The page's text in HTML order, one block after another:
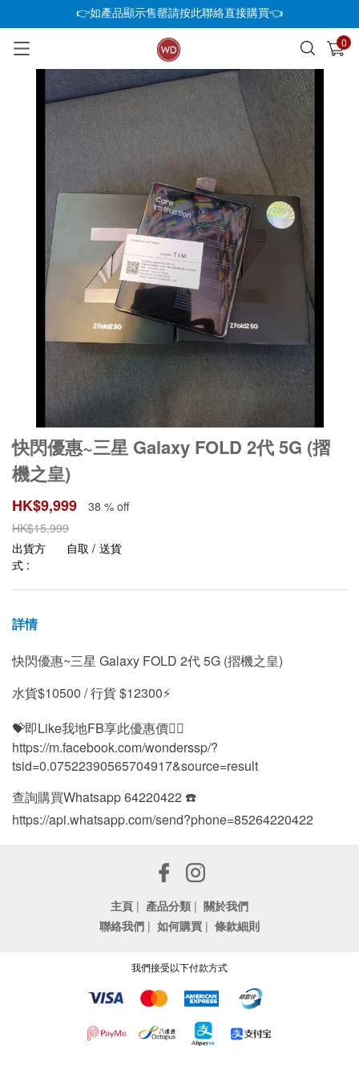
👉如產品顯示售罄請按此聯絡直接購買👈
0
已加入購物車 查看
快閃優惠~三星 Galaxy FOLD 2代 5G (摺
機之皇)
HK$9,999
38 % off
HK$15,999
出貨方
式 :
自取 / 送貨
詳情
快閃優惠~三星 Galaxy FOLD 2代 5G (摺機之皇)
水貨$10500 / 行貨 $12300⚡️
💝即Like我地FB享此優惠價👍🏻
https://m.facebook.com/wonderssp/?
tsid=0.07522390565704917&source=result
查詢購買Whatsapp 64220422 ☎️
https://api.whatsapp.com/send?phone=85264220422
主頁 | 產品分類 | 關於我們
聯絡我們 | 如何購買 | 條款細則
我們接受以下付款方式